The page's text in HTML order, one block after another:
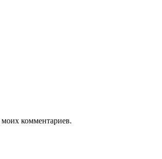
комментариев.